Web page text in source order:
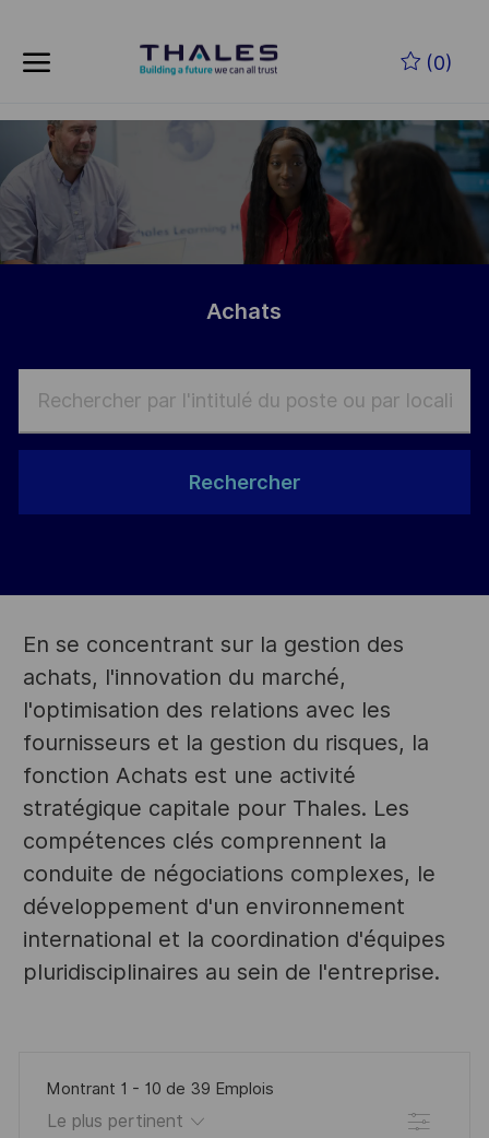
(0)
-
Achats
Rechercher
En se concentrant sur la gestion des
achats, l'innovation du marché,
l'optimisation des relations avec les
fournisseurs et la gestion du risques, la
fonction Achats est une activité
stratégique capitale pour Thales. Les
compétences clés comprennent la
conduite de négociations complexes, le
développement d'un environnement
international et la coordination d'équipes
pluridisciplinaires au sein de l'entreprise.
Montrant 1 - 10 de 39 Emplois
Filtre